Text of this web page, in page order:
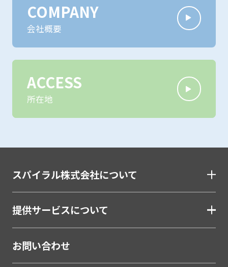
COMPANY
会社概要
ACCESS
所在地
スパイラル株式会社について
提供サービスについて
お問い合わせクライアントに提案したい